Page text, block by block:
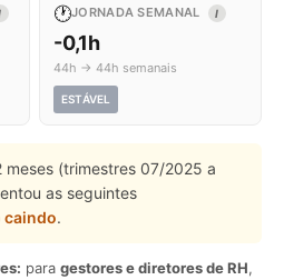
🕐JORNADA SEMANAL I
-0,1h
44h → 44h semanais
ESTÁVEL
meses (trimestres 07/2025 a
as seguintes
caindo.
para gestores e diretores de RH,